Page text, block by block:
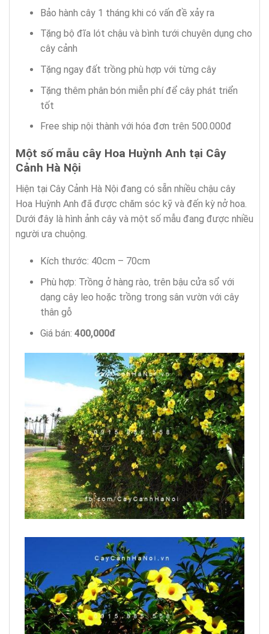
Bảo hành cây 1 tháng khi có vấn đề xảy ra
Tặng bộ đĩa lót chậu và bình tưới chuyên dụng cho
cây cảnh
Tặng ngay đất trồng phù hợp với từng cây
Tặng thêm phân bón miễn phí để cây phát triển
tốt
Free ship nội thành với hóa đơn trên 500.000đ
Một số mẫu cây Hoa Huỳnh Anh tại Cây
Cảnh Hà Nội
Hiện tại Cây Cảnh Hà Nội đang có sẵn nhiều chậu cây
Hoa Huỳnh Anh đã được chăm sóc kỹ và đến kỳ nở hoa.
Dưới đây là hình ảnh cây và một số mẫu đang được nhiều
người ưa chuộng.
Kích thước: 40cm – 70cm
Phù hợp: Trồng ở hàng rào, trên bậu cửa sổ với
dạng cây leo hoặc trồng trong sân vườn với cây
thân gỗ
Giá bán: 400,000đ